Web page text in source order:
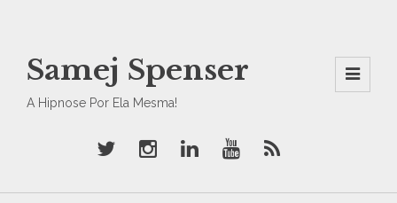
Samej Spenser
A Hipnose Por Ela Mesma!